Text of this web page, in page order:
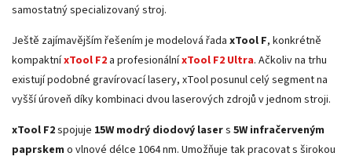
samostatný specializovaný stroj.
Ještě zajímavějším řešením je modelová řada xTool F, konkrétně
kompaktníxTool F2 a profesionálníxTool F2 Ultra. Ačkoliv na trhu
existují podobné gravírovací lasery, xTool posunul celý segment na
vyšší úroveň díky kombinaci dvou laserových zdrojů v jednom stroji.
xTool F2spojuje 15W modrý diodový lasers 5W infračerveným
paprskem o vlnové délce 1064 nm. Umožňuje tak pracovat s širokou